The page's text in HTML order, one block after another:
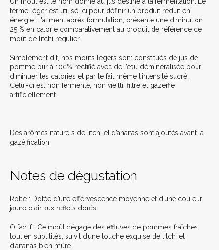
Un moût est le nom donné au jus destiné à la fermentation. Le
terme léger est utilisé ici pour définir un produit réduit en
énergie. L'aliment après formulation, présente une diminution
25 % en calorie comparativement au produit de référence de
moût de litchi régulier.
Simplement dit, nos moûts légers sont constitués de jus de
pomme pur à 100% rectifié avec de l’eau déminéralisée pour
diminuer les calories et par le fait même l’intensité sucré.
Celui-ci est non fermenté, non vieilli, filtré et gazéifié
artificiellement.
Des arômes naturels de litchi et d’ananas sont ajoutés avant la
gazéification.
Notes de dégustation
Robe : Dotée d’une effervescence moyenne et d’une couleur
jaune clair aux reflets dorés.
Olfactif: Ce moût dégage des effluves de pommes fraîches
tout en subtilités, suivit d’une touche exquise de litchi et
d’ananas bien mûre.